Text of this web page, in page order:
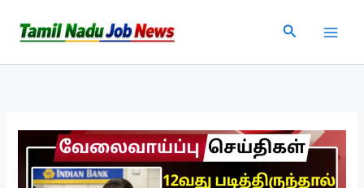
Search